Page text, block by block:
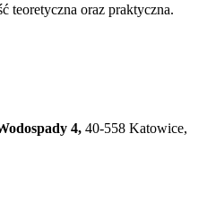
teoretyczna oraz praktyczna.
4, 40-558 Katowice,